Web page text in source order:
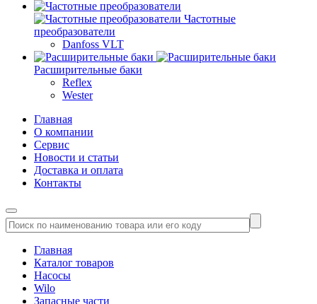
Частотные
преобразователи
Danfoss VLT
Расширительные баки
Reflex
Wester
Главная
О компании
Сервис
Новости и статьи
Доставка и оплата
Контакты
Главная
Каталог товаров
Насосы
Wilo
Запасные части